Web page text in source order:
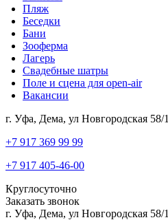
Пляж
Беседки
Бани
Зооферма
Лагерь
Свадебные шатры
Поле и сцена для open-air
Вакансии
г. Уфа, Дема, ул Новгородская 58/1
‎+7 917 369 99 99
+7 917 405-46-00
Круглосуточно
Заказать звонок
г. Уфа, Дема, ул Новгородская 58/1